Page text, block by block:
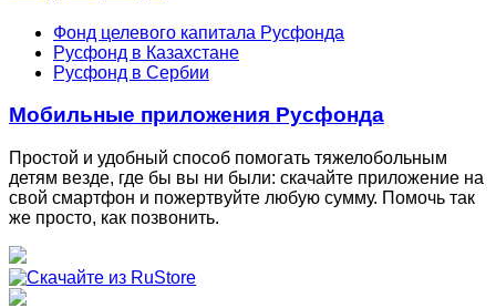
Фонд целевого капитала Русфонда
Русфонд в Казахстане
Русфонд в Сербии
Мобильные приложения Русфонда
Простой и удобный способ помогать тяжелобольным
детям везде, где бы вы ни были: скачайте приложение на
свой смартфон и пожертвуйте любую сумму. Помочь так
же просто, как позвонить.